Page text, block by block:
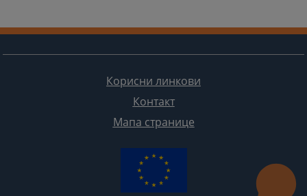
Корисни линкови
Контакт
Мапа странице